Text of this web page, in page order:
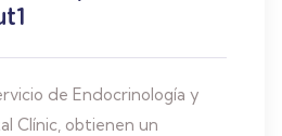
de Endocrinología y
Clínic, obtienen un